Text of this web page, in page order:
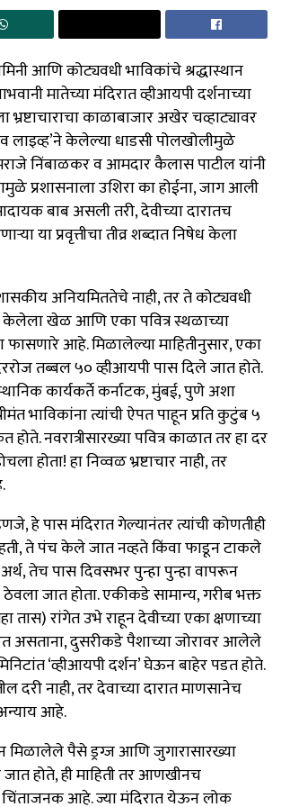
आणि कोट्यवधी भाविकांचे श्रद्धास्थान
मातेच्या मंदिरात व्हीआयपी दर्शनाच्या
काळाबाजार अखेर चव्हाट्यावर
लाइव्ह’ने केलेल्या धाडसी पोलखोलीमुळे
निंबाळकर व आमदार कैलास पाटील यांनी
प्रशासनाला उशिरा का होईना, जाग आली
बाब असली तरी, देवीच्या दारातच
या प्रवृत्तीचा तीव्र शब्दात निषेध केला
अनियमिततेचे नाही, तर ते कोट्यवधी
केलेला खेळ आणि एका पवित्र स्थळाच्या
फासणारे आहे. मिळालेल्या माहितीनुसार, एका
तब्बल ५० व्हीआयपी पास दिले जात होते.
कार्यकर्ते कर्नाटक, मुंबई, पुणे अशा
भाविकांना त्यांची ऐपत पाहून प्रति कुटुंब ५
नवरात्रीसारख्या पवित्र काळात तर हा दर
होता! हा निव्वळ भ्रष्टाचार नाही, तर
हे पास मंदिरात गेल्यानंतर त्यांची कोणतीही
ते पंच केले जात नव्हते किंवा फाडून टाकले
तेच पास दिवसभर पुन्हा पुन्हा वापरून
जात होता. एकीकडे सामान्य, गरीब भक्त
तास) रांगेत उभे राहून देवीच्या एका क्षणाच्या
असताना, दुसरीकडे पैशाच्या जोरावर आलेले
‘व्हीआयपी दर्शन’ घेऊन बाहेर पडत होते.
दरी नाही, तर देवाच्या दारात माणसानेच
आहे.
मिळालेले पैसे ड्रग्ज आणि जुगारासारख्या
होते, ही माहिती तर आणखीनच
आहे. ज्या मंदिरात येऊन लोक